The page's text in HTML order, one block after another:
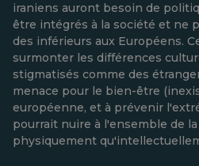
iraniens auront besoin de
être intégrés à la société et ne
des inférieurs aux Européens.
surmonter les différences
stigmatisés comme des
menace pour le bien-être
européenne, et à prévenir
pourrait nuire à l'ensemble de
physiquement